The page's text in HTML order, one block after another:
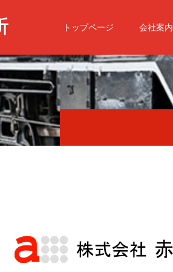
トップページ 会社案内